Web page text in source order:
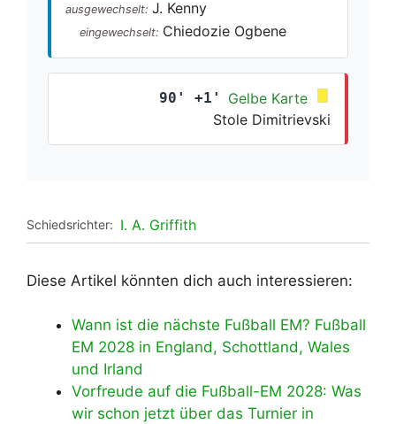
ausgewechselt: J. Kenny
eingewechselt: Chiedozie Ogbene
90' +1'
Gelbe Karte
Stole Dimitrievski
Schiedsrichter: I. A. Griffith
Diese Artikel könnten dich auch interessieren:
Wann ist die nächste Fußball EM? Fußball
EM 2028 in England, Schottland, Wales
und Irland
Vorfreude auf die Fußball-EM 2028: Was
wir schon jetzt über das Turnier in